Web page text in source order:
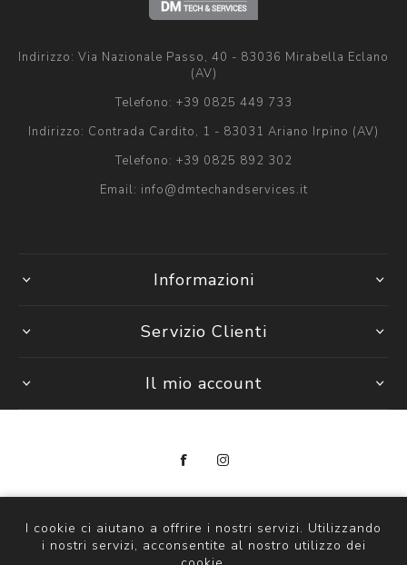
Indirizzo: Via Nazionale Passo, 40 - 83036 Mirabella Eclano
(AV)
Telefono: +39 0825 449 733
Indirizzo: Contrada Cardito, 1 - 83031 Ariano Irpino (AV)
Telefono: +39 0825 892 302
Email: info@dmtechandservices.it
Informazioni
Servizio Clienti
Il mio account
P. Iva 14297841000
Powered bynopCommerce
I cookie ci aiutano a offrire i nostri servizi. Utilizzando
i nostri servizi, acconsentite al nostro utilizzo dei